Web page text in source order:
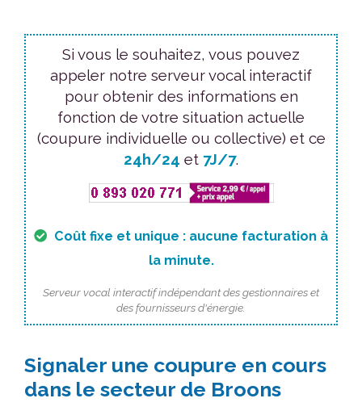
Si vous le souhaitez, vous pouvez
appeler notre serveur vocal interactif
pour obtenir des informations en
fonction de votre situation actuelle
(coupure individuelle ou collective) et ce
24h/24 et 7J/7.
Coût fixe et unique : aucune facturation à
la minute.
Serveur vocal interactif indépendant des gestionnaires et
des fournisseurs d'énergie.
Signaler une coupure en cours
dans le secteur de Broons